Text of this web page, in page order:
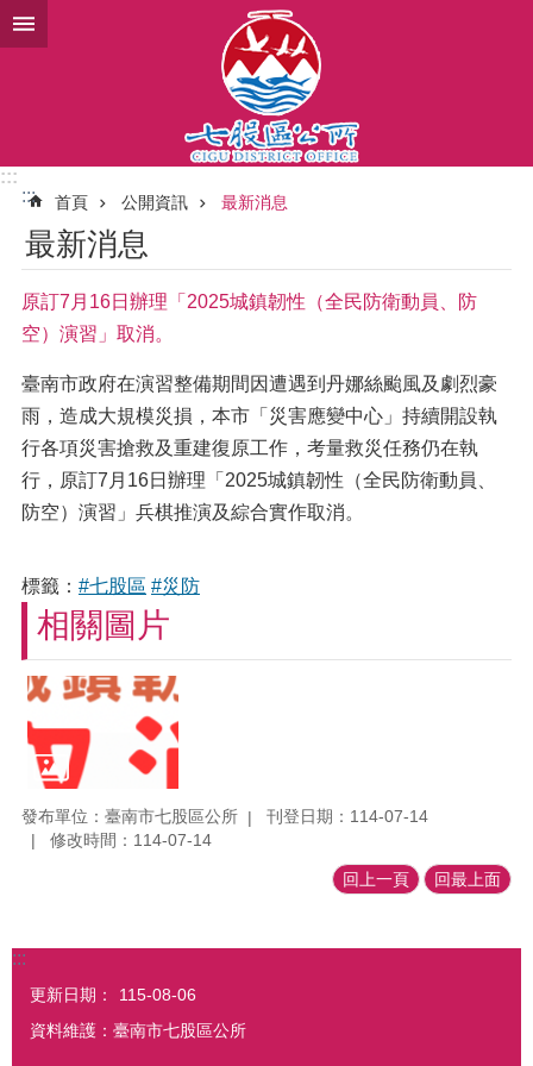
跳到主要內容區塊
:::
:::
首頁 公開資訊 最新消息
最新消息
原訂7月16日辦理「2025城鎮韌性（全民防衛動員、防
空）演習」取消。
臺南市政府在演習整備期間因遭遇到丹娜絲颱風及劇烈豪
雨，造成大規模災損，本市「災害應變中心」持續開設執
行各項災害搶救及重建復原工作，考量救災任務仍在執
行，原訂7月16日辦理「2025城鎮韌性（全民防衛動員、
防空）演習」兵棋推演及綜合實作取消。
標籤： #七股區 #災防
相關圖片
發布單位：臺南市七股區公所
刊登日期：114-07-14
修改時間：114-07-14
回上一頁 回最上面
:::
更新日期：
115-08-06
資料維護：臺南市七股區公所